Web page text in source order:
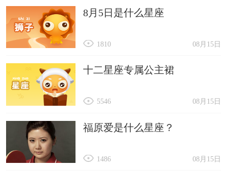
8月5日是什么星座
08月15日
1810
十二星座专属公主裙
08月15日
5546
福原爱是什么星座？
08月15日
1486